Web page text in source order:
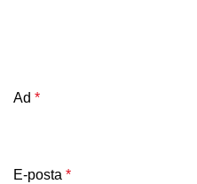
Ad *
E-posta *